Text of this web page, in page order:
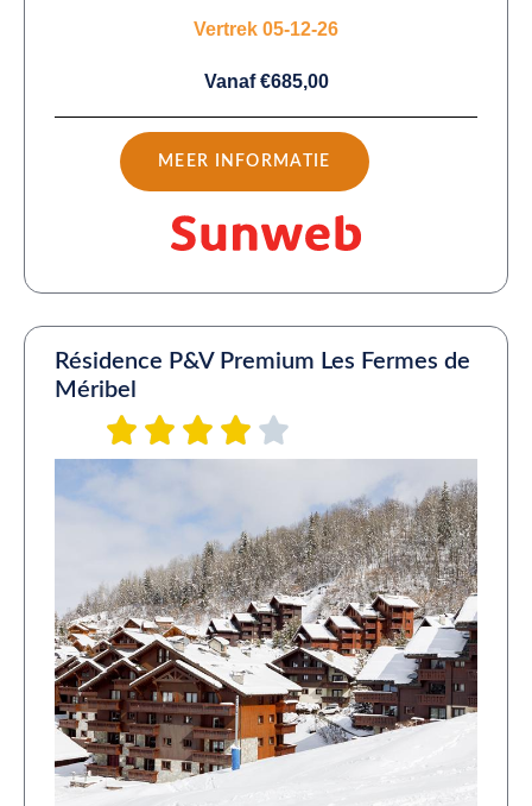
Vertrek 05-12-26
Vanaf €685,00
MEER INFORMATIE
Résidence P&V Premium Les Fermes de
Méribel